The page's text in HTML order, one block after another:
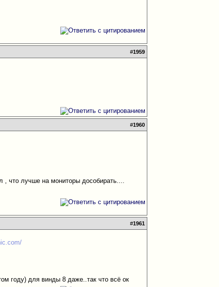
#1959
#1960
, что лучше на мониторы дособирать....
#1961
году) для винды 8 даже..так что всё ок